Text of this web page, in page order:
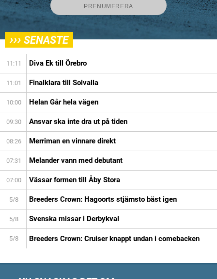
››› SENASTE
11:11 Diva Ek till Örebro
11:01 Finalklara till Solvalla
10:00 Helan Går hela vägen
09:30 Ansvar ska inte dra ut på tiden
08:26 Merriman en vinnare direkt
07:31 Melander vann med debutant
07:00 Vässar formen till Åby Stora
5/8 Breeders Crown: Hagoorts stjärnsto bäst igen
5/8 Svenska missar i Derbykval
5/8 Breeders Crown: Cruiser knappt undan i comebacken